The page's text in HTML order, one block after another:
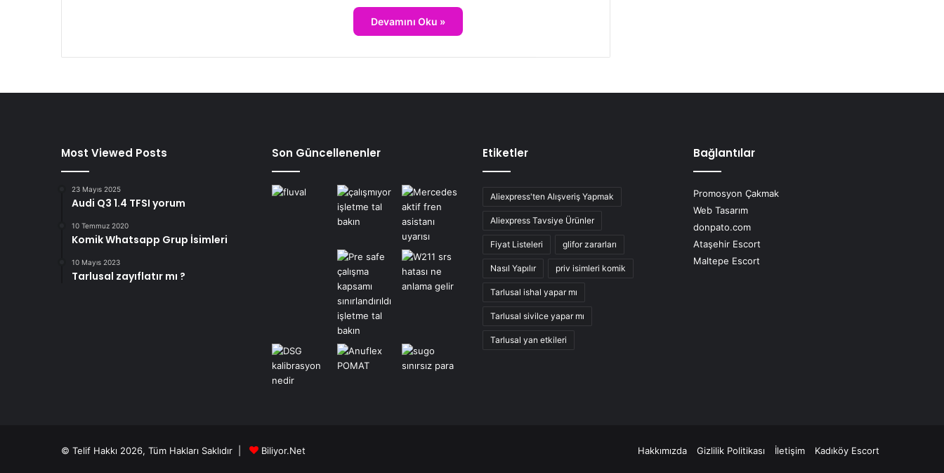
Devamını Oku »
Most Viewed Posts
23 Mayıs 2025
Audi Q3 1.4 TFSI yorum
10 Temmuz 2020
Komik Whatsapp Grup İsimleri
10 Mayıs 2023
Tarlusal zayıflatır mı ?
Son Güncellenenler Etiketler
Aliexpress'ten Alışveriş Yapmak
Aliexpress Tavsiye Ürünler
Fiyat Listeleri glifor zararları
Nasıl Yapılır priv isimleri komik
Tarlusal ishal yapar mı
Tarlusal sivilce yapar mı
Tarlusal yan etkileri
Bağlantılar
Promosyon Çakmak
Web Tasarım
donpato.com
Ataşehir Escort
Maltepe Escort
© Telif Hakkı 2026, Tüm Hakları Saklıdır | Biliyor.Net Hakkımızda Gizlilik Politikası İletişim Kadıköy Escort